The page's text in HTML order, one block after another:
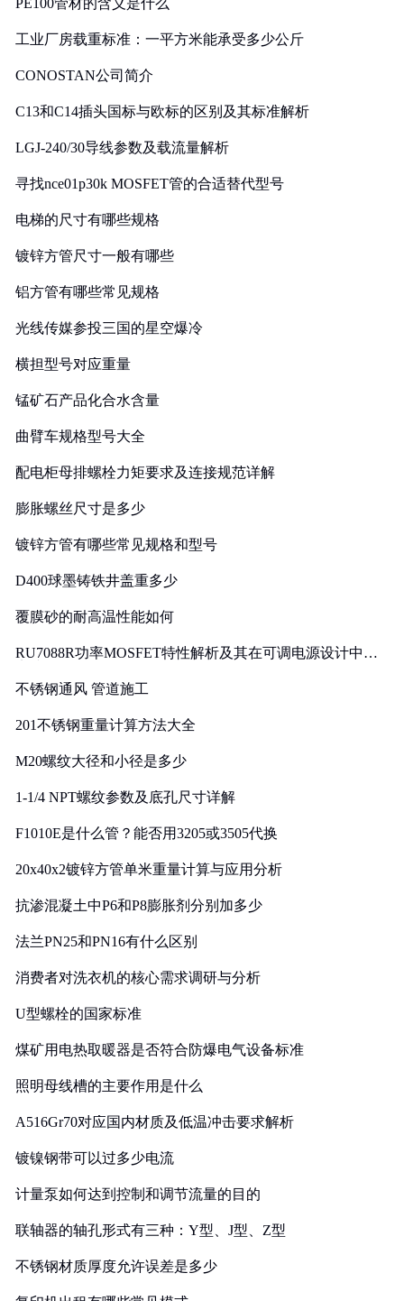
PE100管材的含义是什么
工业厂房载重标准：一平方米能承受多少公斤
CONOSTAN公司简介
C13和C14插头国标与欧标的区别及其标准解析
LGJ-240/30导线参数及载流量解析
寻找nce01p30k MOSFET管的合适替代型号
电梯的尺寸有哪些规格
镀锌方管尺寸一般有哪些
铝方管有哪些常见规格
光线传媒参投三国的星空爆冷
横担型号对应重量
锰矿石产品化合水含量
曲臂车规格型号大全
配电柜母排螺栓力矩要求及连接规范详解
膨胀螺丝尺寸是多少
镀锌方管有哪些常见规格和型号
D400球墨铸铁井盖重多少
覆膜砂的耐高温性能如何
RU7088R功率MOSFET特性解析及其在可调电源设计中的
不锈钢通风 管道施工
201不锈钢重量计算方法大全
M20螺纹大径和小径是多少
1-1/4 NPT螺纹参数及底孔尺寸详解
F1010E是什么管？能否用3205或3505代换
20x40x2镀锌方管单米重量计算与应用分析
抗渗混凝土中P6和P8膨胀剂分别加多少
法兰PN25和PN16有什么区别
消费者对洗衣机的核心需求调研与分析
U型螺栓的国家标准
煤矿用电热取暖器是否符合防爆电气设备标准
照明母线槽的主要作用是什么
A516Gr70对应国内材质及低温冲击要求解析
镀镍钢带可以过多少电流
计量泵如何达到控制和调节流量的目的
联轴器的轴孔形式有三种：Y型、J型、Z型
不锈钢材质厚度允许误差是多少